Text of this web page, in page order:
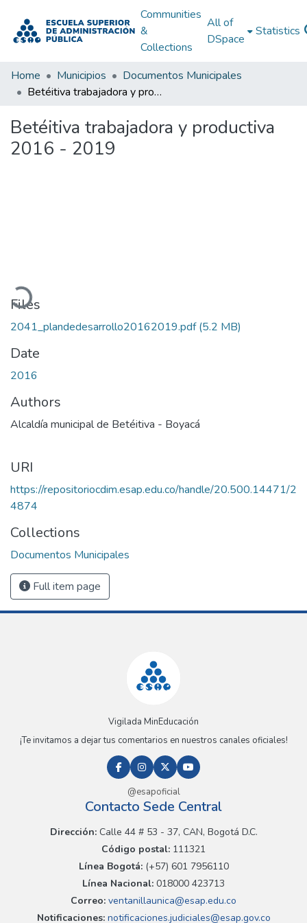
Communities
&
Collections
All of
DSpace
Statistics
Home Municipios
Documentos Municipales
Betéitiva trabajadora y productiva 2016 - 2019
Betéitiva trabajadora y productiva
2016 - 2019
Loading...
Files
2041_plandedesarrollo20162019.pdf(5.2 MB)
Date
2016
Authors
Alcaldía municipal de Betéitiva - Boyacá
URI
https://repositoriocdim.esap.edu.co/handle/20.500.14471/2
4874
Collections
Documentos Municipales
Full item page
Vigilada MinEducación
¡Te invitamos a dejar tus comentarios en nuestros canales oficiales!
@esapoficial
Contacto Sede Central
Dirección:Calle 44 # 53 - 37, CAN, Bogotá D.C.
Código postal: 111321
Línea Bogotá:(+57) 601 7956110
Línea Nacional: 018000 423713
Correo: ventanillaunica@esap.edu.co
Notificaciones:notificaciones.judiciales@esap.gov.co